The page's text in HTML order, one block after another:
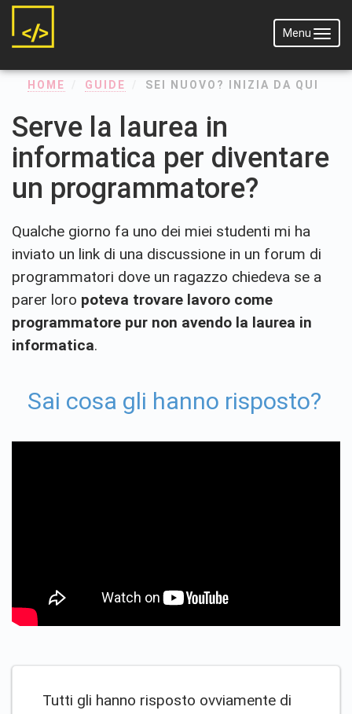
Menu
Menu
HOME GUIDE SEI NUOVO? INIZIA DA QUI
Serve la laurea in
informatica per diventare
un programmatore?
Qualche giorno fa uno dei miei studenti mi ha
inviato un link di una discussione in un forum di
programmatori dove un ragazzo chiedeva se a
parer loro poteva trovare lavoro come
programmatore pur non avendo la laurea in
informatica.
Sai cosa gli hanno risposto?
Tutti gli hanno risposto ovviamente di